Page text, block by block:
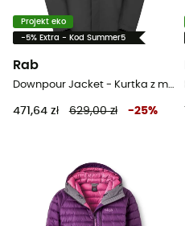
Projekt eko
-5% Extra - Kod Summer5
Rab
Downpour Jacket - Kurtka z membraną meska
471,64 zł 629,00 zł -25%